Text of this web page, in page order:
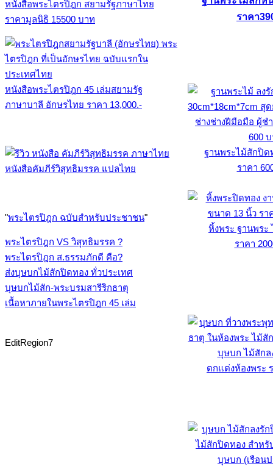
หนังสือพระไตรปิฎก สยามรัฐภาษาไทย
ราคามูลนิธิ 15500 บาท
หนังสือพระไตรปิฎก 45 เล่มสยามรัฐ
ภาษาบาลี อักษรไทย ราคา 13,000.-
หนังสือคัมภีร์วิสุทธิมรรค แปลไทย
"พระไตรปิฎก ฉบับสำหรับประชาชน"
พระไตรปิฎก VS วิสุทธิมรรค ?
พระไตรปิฎก ส.ธรรมภักดี คือ?
ส่งบุษบกไม้สักปิดทอง ทั่วประเทศ
บุษบกไม้สัก-พระบรมสารีริกธาตุ
เนื้อหาภายในพระไตรปิฎก 45 เล่ม
EditRegion7
ราคา
ฐานพระไม้สักปิด
ราคา
หิ้งพระ ฐานพร
ราคา
บุษบก ไม้สักล
ตกแต่งห้องพระ
บุษบก (เรือน